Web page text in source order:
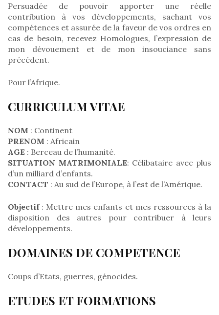
Persuadée de pouvoir apporter une réelle
contribution à vos développements, sachant vos
compétences et assurée de la faveur de vos ordres en
cas de besoin, recevez Homologues, l’expression de
mon dévouement et de mon insouciance sans
précédent.
Pour l’Afrique.
CURRICULUM VITAE
NOM : Continent
PRENOM : Africain
AGE : Berceau de l’humanité.
SITUATION MATRIMONIALE: Célibataire avec plus
d’un milliard d’enfants.
CONTACT : Au sud de l’Europe, à l’est de l’Amérique.
Objectif: Mettre mes enfants et mes ressources à la
disposition des autres pour contribuer à leurs
développements.
DOMAINES DE COMPETENCE
Coups d’Etats, guerres, génocides.
ETUDES ET FORMATIONS